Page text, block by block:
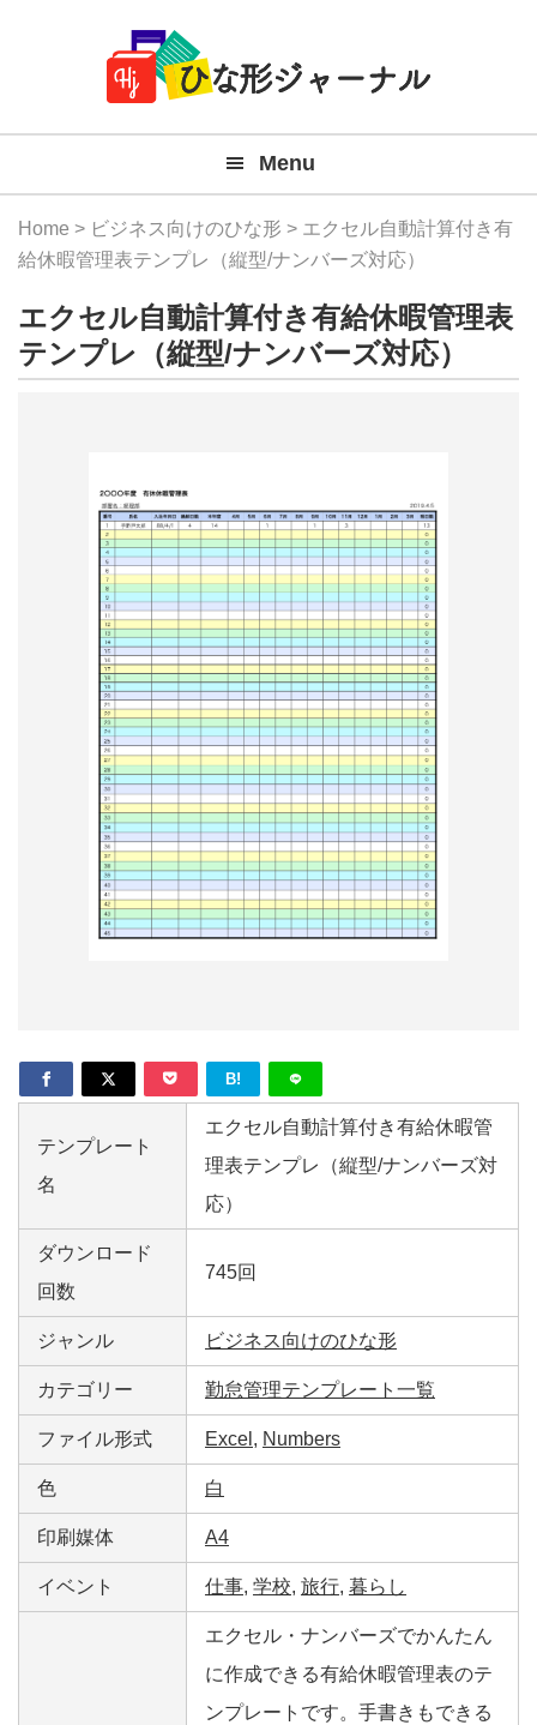
Navigation
料
テ
プ
ー
ト
な
形
ジ
ャ
ー
ナ
ル』
Menu
Home > ビジネス向けのひな形 > エクセル自動計算付き有
給休暇管理表テンプレ（縦型/ナンバーズ対応）
エクセル自動計算付き有給休暇管理表
テンプレ（縦型/ナンバーズ対応）
B!
テンプレート
名
エクセル自動計算付き有給休暇管
理表テンプレ（縦型/ナンバーズ対
応）
ダウンロード
回数
745回
ジャンル ビジネス向けのひな形
カテゴリー 勤怠管理テンプレート一覧
ファイル形式 Excel , Numbers
色 白
印刷媒体 A4
イベント 仕事, 学校, 旅行, 暮らし
エクセル・ナンバーズでかんたん
に作成できる有給休暇管理表のテ
ンプレートです。手書きもできる